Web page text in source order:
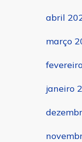
abril
março
janeiro